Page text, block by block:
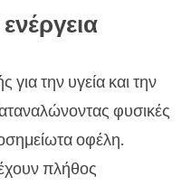
την υγεία και την
φυσικές
οφέλη.
πλήθος